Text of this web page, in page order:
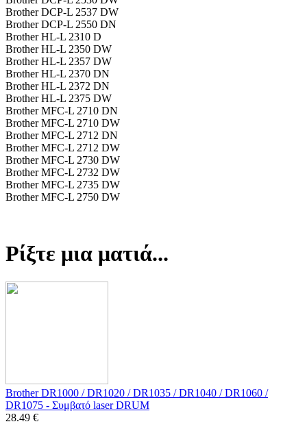
Brother DCP-L 2537 DW
Brother DCP-L 2550 DN
Brother HL-L 2310 D
Brother HL-L 2350 DW
Brother HL-L 2357 DW
Brother HL-L 2370 DN
Brother HL-L 2372 DN
Brother HL-L 2375 DW
Brother MFC-L 2710 DN
Brother MFC-L 2710 DW
Brother MFC-L 2712 DN
Brother MFC-L 2712 DW
Brother MFC-L 2730 DW
Brother MFC-L 2732 DW
Brother MFC-L 2735 DW
Brother MFC-L 2750 DW
Ρίξτε μια ματιά...
Brother DR1000 / DR1020 / DR1035 / DR1040 / DR1060 /
DR1075 - Συμβατό laser DRUM
28.49 €